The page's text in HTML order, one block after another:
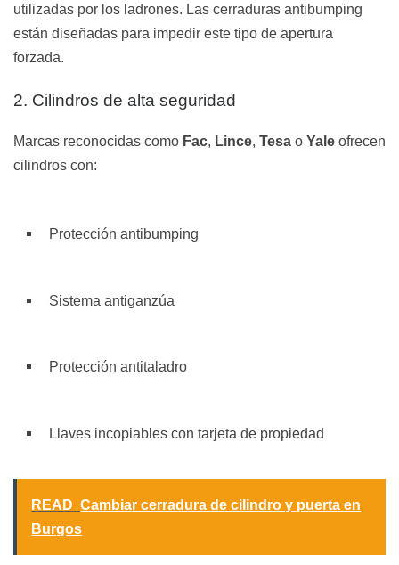
utilizadas por los ladrones. Las cerraduras antibumping
están diseñadas para impedir este tipo de apertura
forzada.
2. Cilindros de alta seguridad
Marcas reconocidas como Fac, Lince, Tesa o Yale ofrecen
cilindros con:
Protección antibumping
Sistema antiganzúa
Protección antitaladro
Llaves incopiables con tarjeta de propiedad
READ Cambiar cerradura de cilindro y puerta en
Burgos